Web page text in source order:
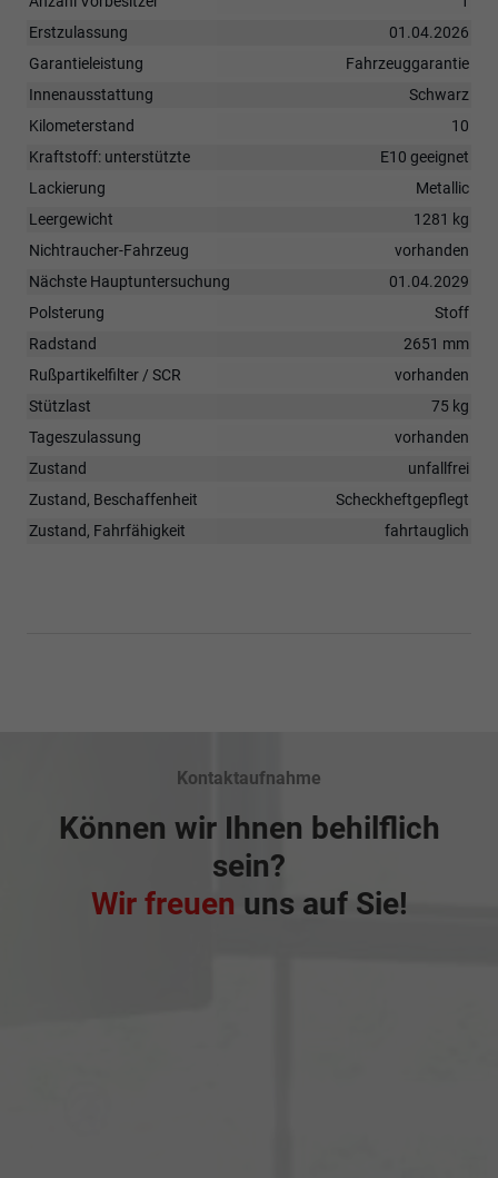
Erstzulassung
01.04.2026
Garantieleistung
Fahrzeuggarantie
Innenausstattung
Schwarz
Kilometerstand
10
Kraftstoff: unterstützte
E10 geeignet
Lackierung
Metallic
Leergewicht
1281 kg
Nichtraucher-Fahrzeug
vorhanden
Nächste Hauptuntersuchung
01.04.2029
Polsterung
Stoff
Radstand
2651 mm
Rußpartikelfilter / SCR
vorhanden
Stützlast
75 kg
Tageszulassung
vorhanden
Zustand
unfallfrei
Zustand, Beschaffenheit
Scheckheftgepflegt
Zustand, Fahrfähigkeit
fahrtauglich
Kontaktaufnahme
Können wir Ihnen behilflich
sein?
Wir freuen uns auf Sie!